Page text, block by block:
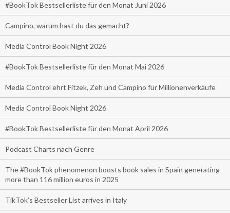
#BookTok Bestsellerliste für den Monat Juni 2026
Campino, warum hast du das gemacht?
Media Control Book Night 2026
#BookTok Bestsellerliste für den Monat Mai 2026
Media Control ehrt Fitzek, Zeh und Campino für Millionenverkäufe
Media Control Book Night 2026
#BookTok Bestsellerliste für den Monat April 2026
Podcast Charts nach Genre
The #BookTok phenomenon boosts book sales in Spain generating
more than 116 million euros in 2025
TikTok’s Bestseller List arrives in Italy